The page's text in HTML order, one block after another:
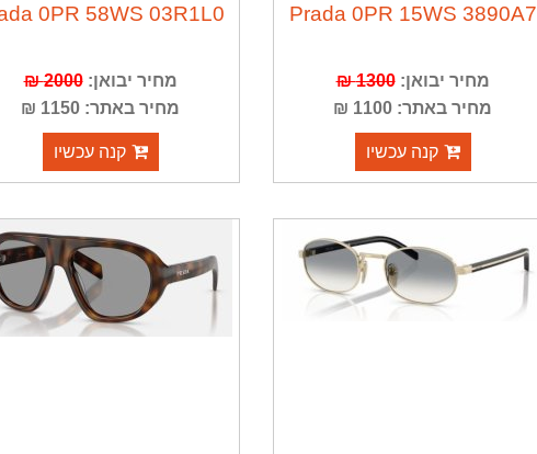
Prada 0PR 15WS 3890A7
מחיר יבואן:1300 ₪
מחיר באתר: 1100 ₪
קנה עכשיו
0PR 58WS 03R1L0
מחיר יבואן:2000 ₪
מחיר באתר: 1150 ₪
קנה עכשיו